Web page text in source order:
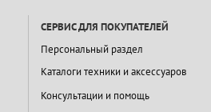
СЕРВИС ДЛЯ ПОКУПАТЕЛЕЙ
Персональный раздел
Каталоги техники и аксессуаров
Консультации и помощь